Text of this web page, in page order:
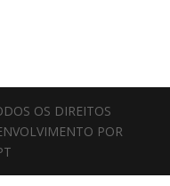
OS DIREITOS
POR